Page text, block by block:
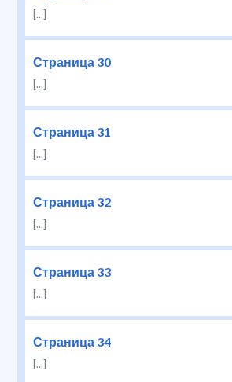
[...]
Страница 30
[...]
Страница 31
[...]
Страница 32
[...]
Страница 33
[...]
Страница 34
[...]